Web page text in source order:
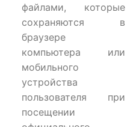
файлами, которые
сохраняются в
браузере
компьютера или
мобильного
устройства
пользователя при
посещении